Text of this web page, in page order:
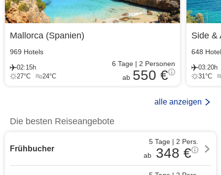
Mallorca (Spanien)
969 Hotels
02:15h
27°C 24°C
6 Tage| 2 Personen
ab 550 €
Side &
648
03:20h
31°C
alle anzeigen
Die besten Reiseangebote
Frühbucher
5 Tage | 2 Pers.
ab
348 €